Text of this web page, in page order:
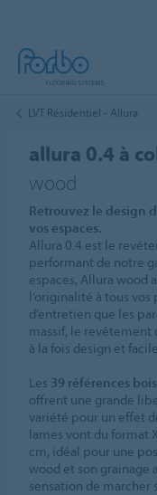
LVT Résidentiel - Allura
allura 0.4 à
wood
Retrouvez le design
vos espaces.
Allura 0.4 est le
performant de notre
espaces, Allura wood
l’originalité à tous
d’entretien que les
massif, le revêtement
à la fois design et
Les 39 références bois
offrent une grande
variété pour un effet
lames vont du format
cm, idéal pour une
wood et son grainage
sensation de marcher